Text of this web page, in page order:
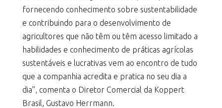
fornecendo conhecimento sobre sustentabilidade
e contribuindo para o desenvolvimento de
agricultores que não têm ou têm acesso limitado a
habilidades e conhecimento de práticas agrícolas
sustentáveis ​​e lucrativas vem ao encontro de tudo
que a companhia acredita e pratica no seu dia a
dia”, comenta o Diretor Comercial da Koppert
Brasil, Gustavo Herrmann.